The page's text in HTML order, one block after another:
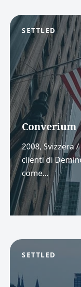
SETTLED
Converium
2008, Svizzera
clienti di
come...
SETTLED